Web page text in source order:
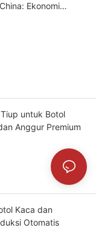
Ekonomi
untuk Botol
Anggur Premium
Kaca dan
Otomatis